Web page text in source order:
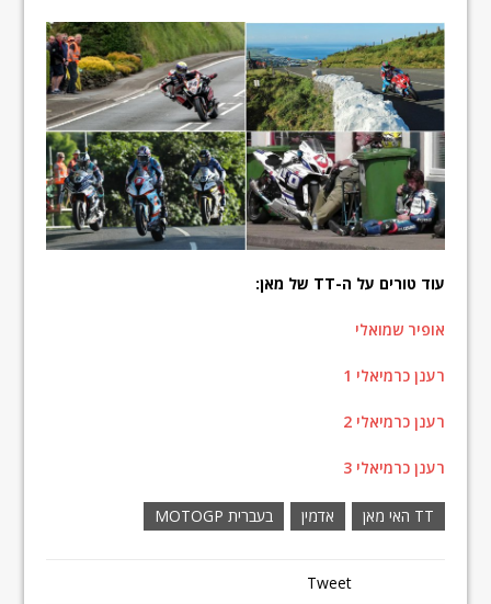
עוד טורים על ה-TT של מאן:
אופיר שמואלי
רענן כרמיאלי 1
רענן כרמיאלי 2
רענן כרמיאלי 3
TT האי מאן אדמין בעברית MOTOGP
Tweet